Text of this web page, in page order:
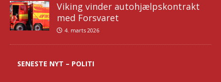
Viking vinder autohjælpskontrakt
med Forsvaret
4. marts 2026
SENESTE NYT – POLITI